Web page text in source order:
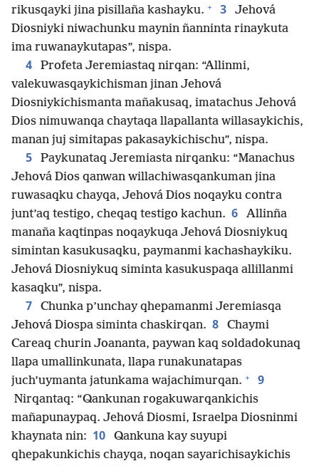
rikusqayki jina pisillaña kashayku. + 3
Jehová
Diosniyki niwachunku maynin ñanninta rinaykuta
ima ruwanaykutapas”, nispa.
4
Profeta Jeremiastaq nirqan: “Allinmi,
valekuwasqaykichisman jinan Jehová
Diosniykichismanta mañakusaq, imatachus Jehová
Dios nimuwanqa chaytaqa llapallanta willasaykichis,
manan juj simitapas pakasaykichischu”, nispa.
5
Paykunataq Jeremiasta nirqanku: “Manachus
Jehová Dios qanwan willachiwasqankuman jina
ruwasaqku chayqa, Jehová Dios noqayku contra
junt’aq testigo, cheqaq testigo kachun. 6
Allinña
manaña kaqtinpas noqaykuqa Jehová Diosniykuq
simintan kasukusaqku, paymanmi kachashaykiku.
Jehová Diosniykuq siminta kasukuspaqa allillanmi
kasaqku”, nispa.
7
Chunka p’unchay qhepamanmi Jeremiasqa
Jehová Diospa siminta chaskirqan. 8
Chaymi
Careaq churin Joananta, paywan kaq soldadokunaq
llapa umallinkunata, llapa runakunatapas
juch’uymanta jatunkama wajachimurqan. + 9
Nirqantaq: “Qankunan rogakuwarqankichis
mañapunaypaq. Jehová Diosmi, Israelpa Diosninmi
khaynata nin: 10
Qankuna kay suyupi
qhepakunkichis chayqa, noqan sayarichisaykichis